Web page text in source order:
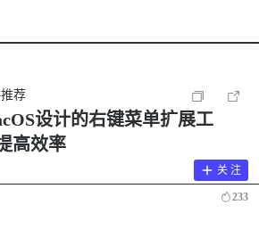
荐
设计的右键菜单扩展工
高效率
关 注
233